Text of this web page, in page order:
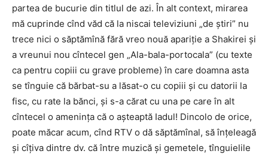
partea de bucurie din titlul de azi. În alt context, mirarea
mă cuprinde cînd văd că la niscai televiziuni „de știri” nu
trece nici o săptămînă fără vreo nouă apariție a Shakirei și
a vreunui nou cîntecel gen „Ala-bala-portocala” (cu texte
ca pentru copiii cu grave probleme) în care doamna asta
se tînguie că bărbat-su a lăsat-o cu copiii și cu datorii la
fisc, cu rate la bănci, și s-a cărat cu una pe care în alt
cîntecel o amenința că o așteaptă Iadul! Dincolo de orice,
poate măcar acum, cînd RTV o dă săptămînal, să înțeleagă
și cîțiva dintre dv. că între muzică și gemetele, tînguielile